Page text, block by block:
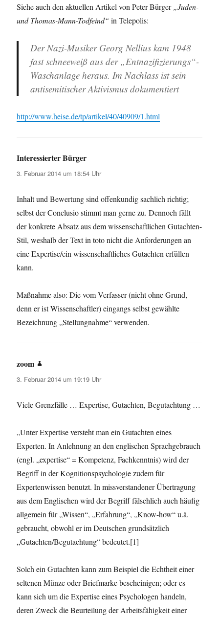
Siehe auch den aktuellen Artikel von Peter Bürger„Juden-
und Thomas-Mann-Todfeind“ in Telepolis:
Der Nazi-Musiker Georg Nellius kam 1948
fast schneeweiß aus der „Entnazifizierungs“-
Waschanlage heraus. Im Nachlass ist sein
antisemitischer Aktivismus dokumentiert
http://www.heise.de/tp/artikel/40/40909/1.html
Interessierter Bürger
3. Februar 2014 um 18:54 Uhr
Inhalt und Bewertung sind offenkundig sachlich richtig;
selbst der Conclusio stimmt man gerne zu. Dennoch fällt
der konkrete Absatz aus dem wissenschaftlichen Gutachten-
Stil, weshalb der Text in toto nicht die Anforderungen an
eine Expertise/ein wissenschaftliches Gutachten erfüllen
kann.
Maßnahme also: Die vom Verfasser (nicht ohne Grund,
denn er ist Wissenschaftler) eingangs selbst gewählte
Bezeichnung „Stellungnahme“ verwenden.
zoom
3. Februar 2014 um 19:19 Uhr
Viele Grenzfälle … Expertise, Gutachten, Begutachtung …
„Unter Expertise versteht man ein Gutachten eines
Experten. In Anlehnung an den englischen Sprachgebrauch
(engl. „expertise“ = Kompetenz, Fachkenntnis) wird der
Begriff in der Kognitionspsychologie zudem für
Expertenwissen benutzt. In missverstandener Übertragung
aus dem Englischen wird der Begriff fälschlich auch häufig
allgemein für „Wissen“, „Erfahrung“, „Know-how“ u.ä.
gebraucht, obwohl er im Deutschen grundsätzlich
„Gutachten/Begutachtung“ bedeutet.[1]
Solch ein Gutachten kann zum Beispiel die Echtheit einer
seltenen Münze oder Briefmarke bescheinigen; oder es
kann sich um die Expertise eines Psychologen handeln,
deren Zweck die Beurteilung der Arbeitsfähigkeit einer